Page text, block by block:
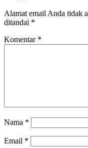
Alamat email Anda tidak
ditandai *
Komentar *
Nama *
Email *